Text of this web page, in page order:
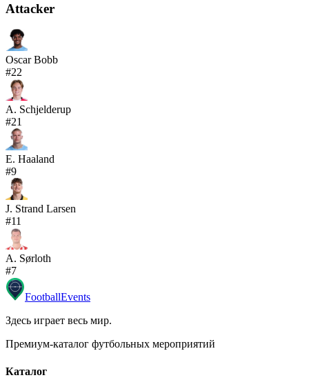
Attacker
Oscar Bobb
#22
A. Schjelderup
#21
E. Haaland
#9
J. Strand Larsen
#11
A. Sørloth
#7
FootballEvents
Здесь играет весь мир.
Премиум-каталог футбольных мероприятий
Каталог